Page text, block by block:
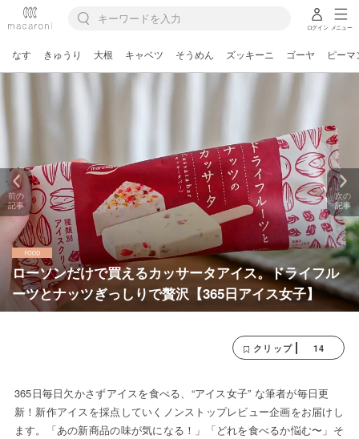
ログイン メニュー
なす きゅうり 大根 キャベツ そうめん ズッキーニ ゴーヤ ピーマ
ローソンだけで買えるカッサータアイス。ドライフル
ーツとナッツぎっしりで贅沢【365日アイス女子】
前の
記事
次の
記事
クリップ 14
365日毎日欠かさずアイスを食べる、“アイス女子” な筆者が毎日更
新！新作アイスを採点していくノンストップレビュー企画をお届けし
ます。「あの新商品の味が気になる！」「どれを食べるか悩む〜」そ